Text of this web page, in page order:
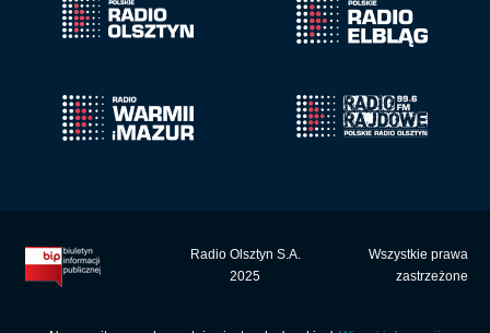
Radio Olsztyn S.A.
2025
Wszystkie prawa
zastrzeżone